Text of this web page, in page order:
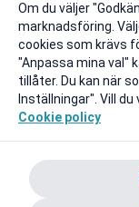
Om du väljer
marknadsföring.
cookies som krävs
"Anpassa mina val"
tillåter. Du kan när
Inställningar". Vill
Cookie policy